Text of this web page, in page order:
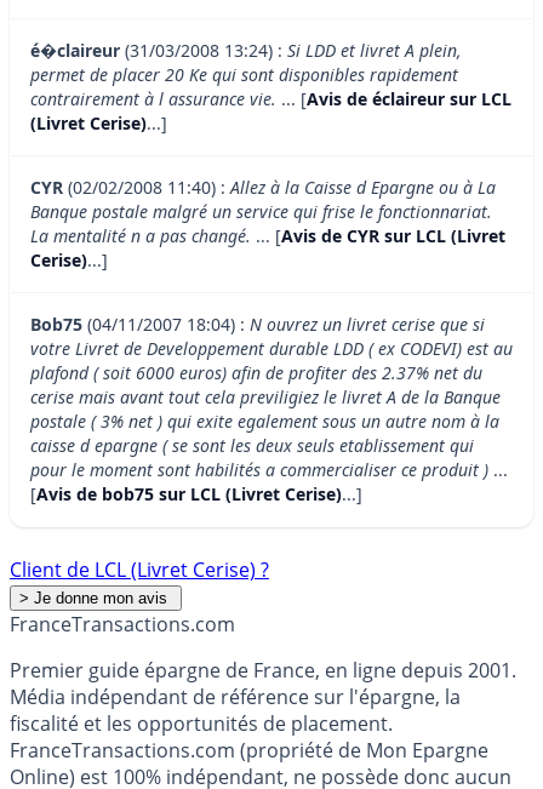
é�claireur (31/03/2008 13:24) : Si LDD et livret A plein,
permet de placer 20 Ke qui sont disponibles rapidement
contrairement à l assurance vie. ... [Avis de éclaireur sur LCL
(Livret Cerise)...]
CYR (02/02/2008 11:40) :Allez à la Caisse d Epargne ou à La
Banque postale malgré un service qui frise le fonctionnariat.
La mentalité n a pas changé. ... [Avis de CYR sur LCL (Livret
Cerise)...]
Bob75 (04/11/2007 18:04) : N ouvrez un livret cerise que si
votre Livret de Developpement durable LDD ( ex CODEVI) est au
plafond ( soit 6000 euros) afin de profiter des 2.37% net du
cerise mais avant tout cela previligiez le livret A de la Banque
postale ( 3% net ) qui exite egalement sous un autre nom à la
caisse d epargne ( se sont les deux seuls etablissement qui
pour le moment sont habilités a commercialiser ce produit ) ...
[Avis de bob75 sur LCL (Livret Cerise)...]
Client de LCL (Livret Cerise) ?
FranceTransactions.com
Premier guide épargne de France, en ligne depuis 2001.
Média indépendant de référence sur l'épargne, la
fiscalité et les opportunités de placement.
FranceTransactions.com (propriété de Mon Epargne
Online) est 100% indépendant, ne possède donc aucun